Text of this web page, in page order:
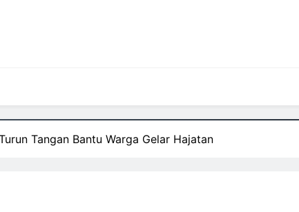
Tangan Bantu Warga Gelar Hajatan